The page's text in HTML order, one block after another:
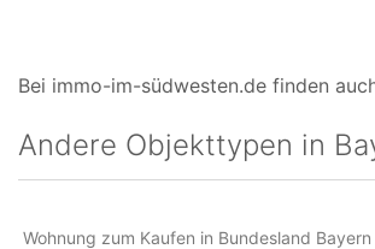
Bei immo-im-südwesten.de finden
Andere Objekttypen in
Wohnung zum Kaufen in Bundesland Bayern